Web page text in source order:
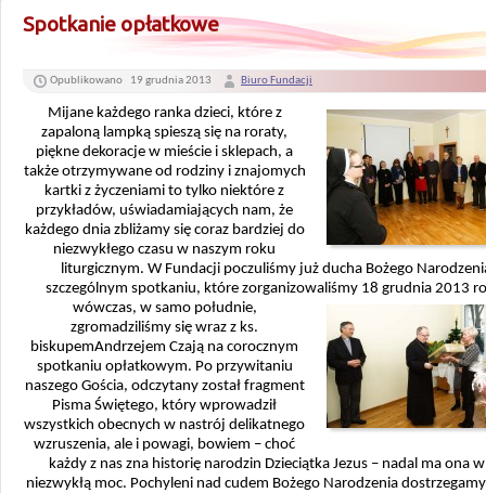
Spotkanie opłatkowe
Opublikowano 19 grudnia 2013 Biuro Fundacji
Mijane każdego ranka dzieci, które z
zapaloną lampką spieszą się na roraty,
piękne dekoracje w mieście i sklepach, a
także otrzymywane od rodziny i znajomych
kartki z życzeniami to tylko niektóre z
przykładów, uświadamiających nam, że
każdego dnia zbliżamy się coraz bardziej do
niezwykłego czasu w naszym roku
liturgicznym. W Fundacji poczuliśmy już ducha Bożego
szczególnym spotkaniu, które zorganizowaliśmy 18 grudnia 2013
wówczas, w samo południe,
zgromadziliśmy się wraz z ks.
biskupemAndrzejem Czają na corocznym
spotkaniu opłatkowym. Po przywitaniu
naszego Gościa, odczytany został fragment
Pisma Świętego, który wprowadził
wszystkich obecnych w nastrój delikatnego
wzruszenia, ale i powagi, bowiem – choć
każdy z nas zna historię narodzin Dzieciątka Jezus – nadal ma ona
niezwykłą moc. Pochyleni nad cudem Bożego Narodzenia